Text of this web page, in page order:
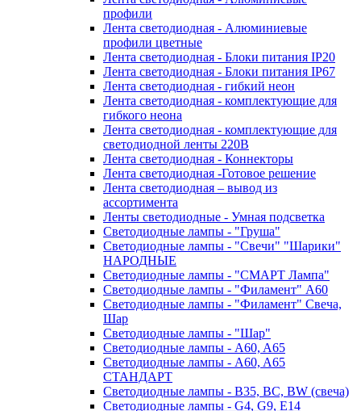
профили
Лента светодиодная - Алюминиевые
профили цветные
Лента светодиодная - Блоки питания IP20
Лента светодиодная - Блоки питания IP67
Лента светодиодная - гибкий неон
Лента светодиодная - комплектующие для
гибкого неона
Лента светодиодная - комплектующие для
светодиодной ленты 220В
Лента светодиодная - Коннекторы
Лента светодиодная -Готовое решение
Лента светодиодная – вывод из
ассортимента
Ленты светодиодные - Умная подсветка
Светодиодные лампы - "Груша"
Светодиодные лампы - "Свечи" "Шарики"
НАРОДНЫЕ
Светодиодные лампы - "СМАРТ Лампа"
Светодиодные лампы - "Филамент" A60
Светодиодные лампы - "Филамент" Свеча,
Шар
Светодиодные лампы - "Шар"
Светодиодные лампы - A60, A65
Светодиодные лампы - A60, A65
СТАНДАРТ
Светодиодные лампы - B35, BC, BW (свеча)
Светодиодные лампы - G4, G9, Е14